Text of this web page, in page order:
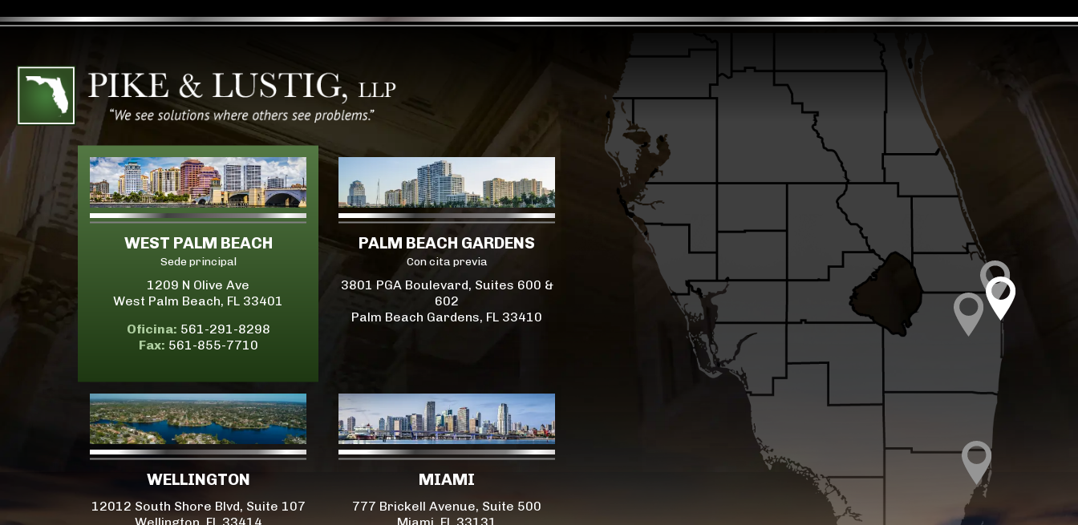
WEST PALM BEACH
Sede principal
1209 N Olive Ave
West Palm Beach, FL 33401
Oficina: 561-291-8298
Fax: 561-855-7710
PALM BEACH GARDENS
Con cita previa
3801 PGA Boulevard, Suites 600 &
602
Palm Beach Gardens, FL 33410
WELLINGTON
12012 South Shore Blvd, Suite 107
MIAMI
777 Brickell Avenue, Suite 500